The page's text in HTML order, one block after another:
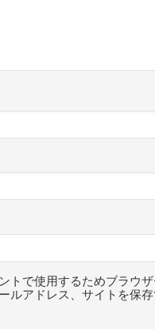
トで使用するためブラウ
ルアドレス、サイトを保存